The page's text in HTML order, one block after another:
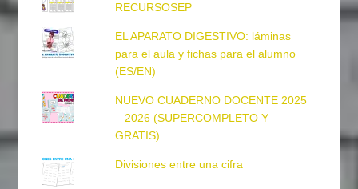
RECURSOSEP
EL APARATO DIGESTIVO: láminas
para el aula y fichas para el alumno
(ES/EN)
NUEVO CUADERNO DOCENTE 2025
– 2026 (SUPERCOMPLETO Y
GRATIS)
Divisiones entre una cifra